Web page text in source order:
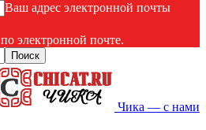
Ваш адрес электронной почты
электронной почте.
Чика — с нами